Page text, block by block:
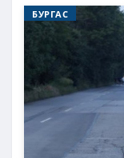
БУРГАС